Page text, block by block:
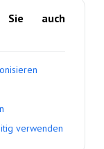
Sie auch
verwenden